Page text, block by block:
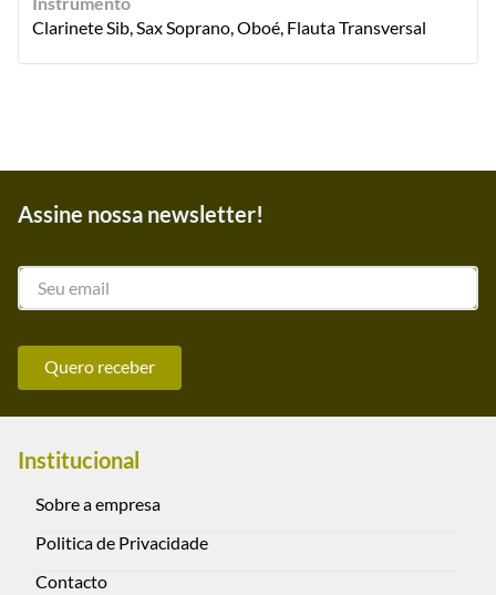
Clarinete Sib, Sax Soprano, Oboé, Flauta Transversal
comprou
2 Panos “Key Leaves” para Sapatilhas,
estreitas, kit
ou em até
Ver mais detalhes